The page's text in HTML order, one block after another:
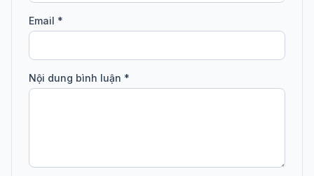
Email *
Nội dung bình luận *